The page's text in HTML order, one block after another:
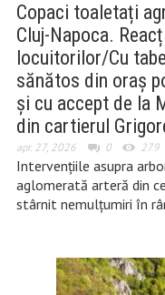
Copaci toaletați
Cluj-Napoca.
locuitorilor/Cu
sănătos din oraș
și cu accept de la
din cartierul
apr. 27, 2026 0 279
Intervențiile asupra
aglomerată arteră din
stârnit nemulțumiri în